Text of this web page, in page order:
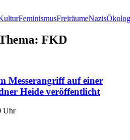
FeminismusFreiräumeNazis
FKD
Messerangriff auf einer
Heide veröffentlicht
Uhr